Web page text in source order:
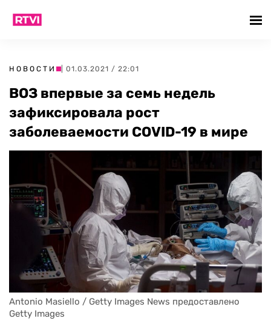
НОВОСТИ | 01.03.2021 / 22:01
ВОЗ впервые за семь недель
зафиксировала рост
заболеваемости COVID-19 в мире
Antonio Masiello / Getty Images News предоставлено
Getty Images